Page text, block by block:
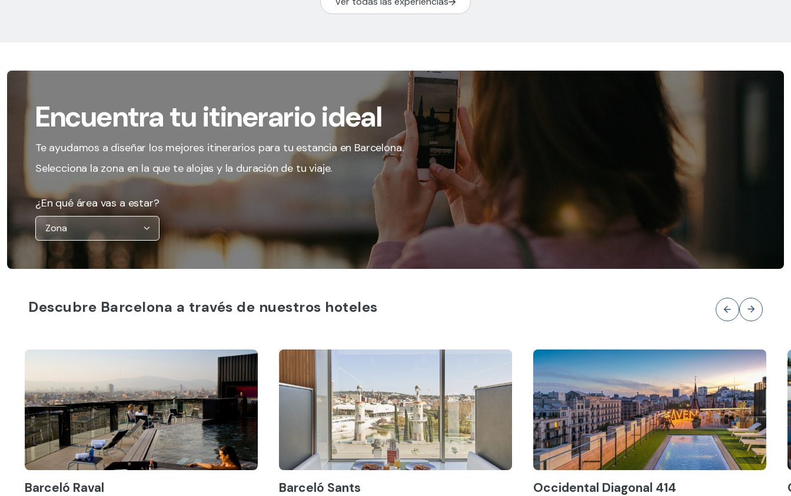
Encuentra tu itinerario ideal
Te ayudamos a diseñar los mejores itinerarios para tu estancia en Barcelona.
Selecciona la zona en la que te alojas y la duración de tu viaje.
¿En qué área vas a estar?
Descubre Barcelona a través de nuestros hoteles
Barceló Raval Barceló Sants Occidental Diagonal 414